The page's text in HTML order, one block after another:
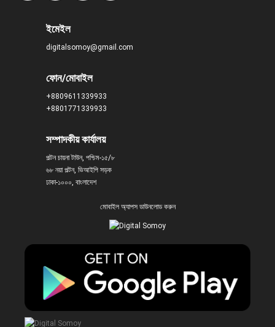
ইমেইল
digitalsomoy@gmail.com
ফোন/মোবাইল
+8809611339933
+8801771339933
সম্পাদকীয় কার্যালয়
পল্টন চায়না টাউন, পশ্চিম-১৫/৮
৬৮ নয়া পল্টন, ভিআইপি সড়ক
ঢাকা-১০০০, বাংলাদেশ
মোবাইল অ্যাপস ডাউনলোড করুন